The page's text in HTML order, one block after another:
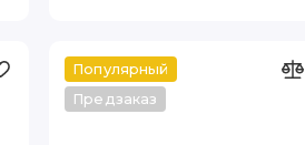
Популярный
Предзаказ